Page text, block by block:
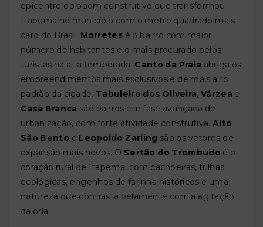
epicentro do boom construtivo que transformou
Itapema no município com o metro quadrado mais
caro do Brasil. Morretesé o bairro com maior
número de habitantes e o mais procurado pelos
turistas na alta temporada. Canto da Praia abriga os
empreendimentos mais exclusivos e de mais alto
padrão da cidade. Tabuleiro dos Oliveira,Várzea e
Casa Branca são bairros em fase avançada de
urbanização, com forte atividade construtiva.Alto
São Bento e Leopoldo Zarling são os vetores de
expansão mais novos. O Sertão do Trombudo é o
coração rural de Itapema, com cachoeiras, trilhas
ecológicas, engenhos de farinha históricos e uma
natureza que contrasta belamente com a agitação
da orla.